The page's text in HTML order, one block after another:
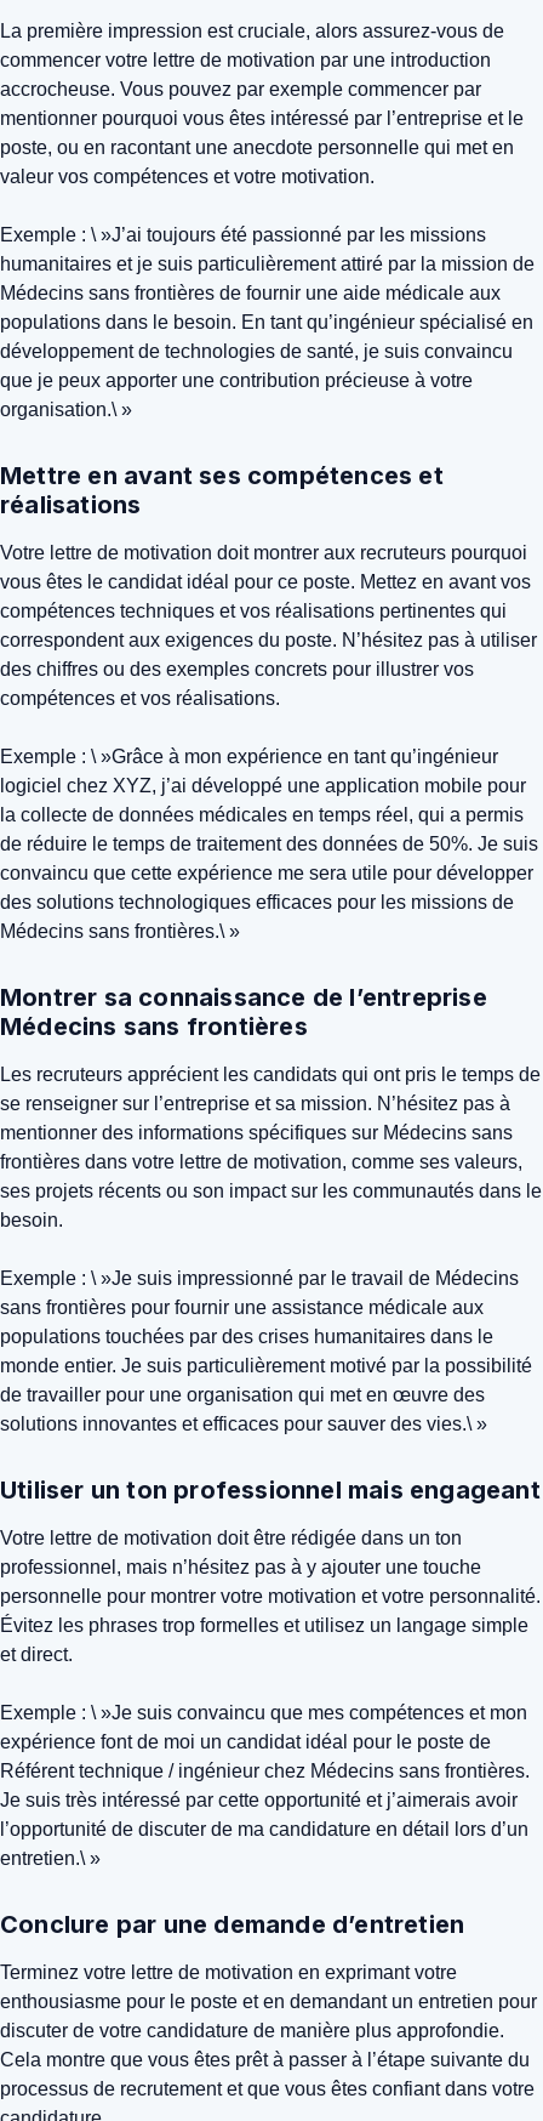
La première impression est cruciale, alors assurez-vous de
commencer votre lettre de motivation par une introduction
accrocheuse. Vous pouvez par exemple commencer par
mentionner pourquoi vous êtes intéressé par l’entreprise et le
poste, ou en racontant une anecdote personnelle qui met en
valeur vos compétences et votre motivation.
Exemple : \ »J’ai toujours été passionné par les missions
humanitaires et je suis particulièrement attiré par la mission de
Médecins sans frontières de fournir une aide médicale aux
populations dans le besoin. En tant qu’ingénieur spécialisé en
développement de technologies de santé, je suis convaincu
que je peux apporter une contribution précieuse à votre
organisation.\ »
Mettre en avant ses compétences et
réalisations
Votre lettre de motivation doit montrer aux recruteurs pourquoi
vous êtes le candidat idéal pour ce poste. Mettez en avant vos
compétences techniques et vos réalisations pertinentes qui
correspondent aux exigences du poste. N’hésitez pas à utiliser
des chiffres ou des exemples concrets pour illustrer vos
compétences et vos réalisations.
Exemple : \ »Grâce à mon expérience en tant qu’ingénieur
logiciel chez XYZ, j’ai développé une application mobile pour
la collecte de données médicales en temps réel, qui a permis
de réduire le temps de traitement des données de 50%. Je suis
convaincu que cette expérience me sera utile pour développer
des solutions technologiques efficaces pour les missions de
Médecins sans frontières.\ »
Montrer sa connaissance de l’entreprise
Médecins sans frontières
Les recruteurs apprécient les candidats qui ont pris le temps de
se renseigner sur l’entreprise et sa mission. N’hésitez pas à
mentionner des informations spécifiques sur Médecins sans
frontières dans votre lettre de motivation, comme ses valeurs,
ses projets récents ou son impact sur les communautés dans le
besoin.
Exemple : \ »Je suis impressionné par le travail de Médecins
sans frontières pour fournir une assistance médicale aux
populations touchées par des crises humanitaires dans le
monde entier. Je suis particulièrement motivé par la possibilité
de travailler pour une organisation qui met en œuvre des
solutions innovantes et efficaces pour sauver des vies.\ »
Utiliser un ton professionnel mais engageant
Votre lettre de motivation doit être rédigée dans un ton
professionnel, mais n’hésitez pas à y ajouter une touche
personnelle pour montrer votre motivation et votre personnalité.
Évitez les phrases trop formelles et utilisez un langage simple
et direct.
Exemple : \ »Je suis convaincu que mes compétences et mon
expérience font de moi un candidat idéal pour le poste de
Référent technique / ingénieur chez Médecins sans frontières.
Je suis très intéressé par cette opportunité et j’aimerais avoir
l’opportunité de discuter de ma candidature en détail lors d’un
entretien.\ »
Conclure par une demande d’entretien
Terminez votre lettre de motivation en exprimant votre
enthousiasme pour le poste et en demandant un entretien pour
discuter de votre candidature de manière plus approfondie.
Cela montre que vous êtes prêt à passer à l’étape suivante du
processus de recrutement et que vous êtes confiant dans votre